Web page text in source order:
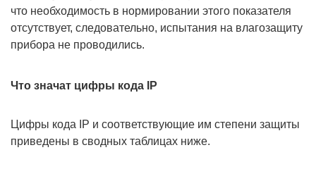
что необходимость в нормировании этого показателя
отсутствует, следовательно, испытания на влагозащиту
прибора не проводились.
Что значат цифры кода IP
Цифры кода IP и соответствующие им степени защиты
приведены в сводных таблицах ниже.